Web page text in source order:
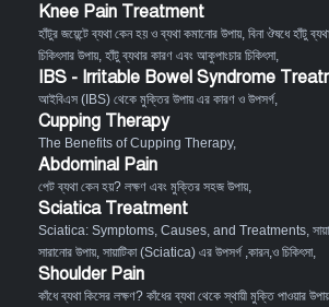
Knee Pain Treatment
হাঁটুর জয়েন্টে ব্যথা কেন হয় ও ব্যথা কমানোর উপায়, বিনা ঔষধে হাঁটু
চিকিৎসার উপায়, হাঁটু ব্যথার কারণ এবং আকুপাংচার চিকিৎসা,
IBS - Irritable Bowel Syndrome
আইবিএস (IBS) থেকে মুক্তির উপায় এর কারণ ও উপসর্গ,
Cupping Therapy
The Benefits of Cupping Therapy,
Abdominal Pain
পেট ব্যথা কেন হয়? লক্ষণ এবং মুক্তির সহজ উপায়,
Sciatica Treatment
Sciatica: Symptoms, Causes, and Treatments,
সারানোর উপায়, সায়াটিকা (Sciatica) এর উপসর্গ ,কারন,ও চিকিৎসা,
Shoulder Pain
কাঁধে ব্যথা কিসের লক্ষণ? কাঁধের ব্যথা থেকে স্থায়ী মুক্তি পাওয়ার উপায়